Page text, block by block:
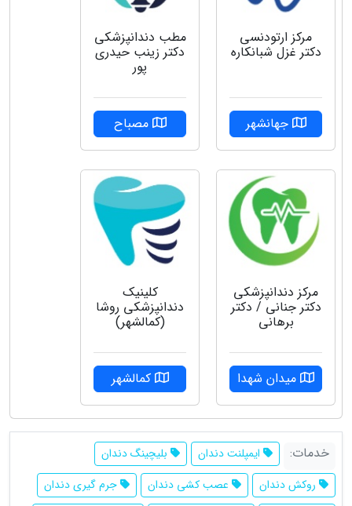
مركز ارتودنسى
دكتر غزل شبانكاره
جهانشهر
مطب دندانپزشکی
دکتر زینب حیدری
پور
مصباح
مرکز دندانپزشکی
دکتر جنانی / دکتر
برهانی
میدان شهدا
کلینیک
دندانپزشکی روشا
(کمالشهر)
کمالشهر
خدمات: ایمپلنت دندان
بلیچینگ دندان
روکش دندان
عصب کشی دندان
جرم گیری دندان